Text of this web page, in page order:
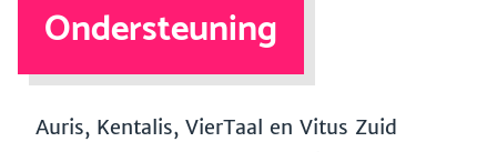
Ondersteuning
Auris, Kentalis, VierTaal en Vitus Zuid